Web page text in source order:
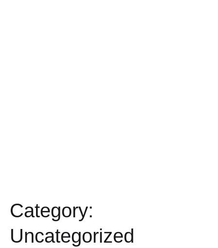
Category:
Uncategorized